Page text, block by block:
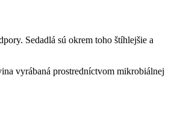
Sedadlá sú okrem toho štíhlejšie a
vyrábaná prostredníctvom mikrobiálnej